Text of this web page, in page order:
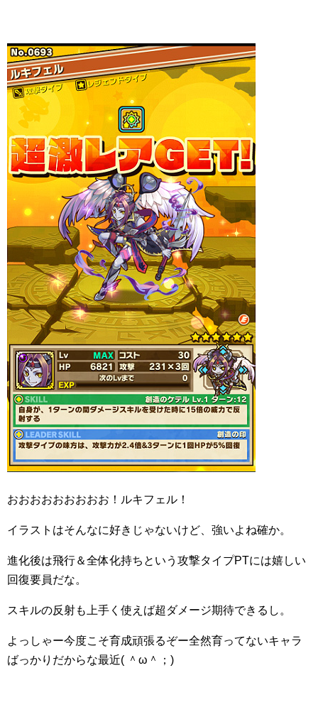
おおおおおおおおお！ルキフェル！
イラストはそんなに好きじゃないけど、強いよね確か。
進化後は飛行＆全体化持ちという攻撃タイプPTには嬉しい
回復要員だな。
スキルの反射も上手く使えば超ダメージ期待できるし。
よっしゃー今度こそ育成頑張るぞー全然育ってないキャラ
ばっかりだからな最近( ＾ω＾；)